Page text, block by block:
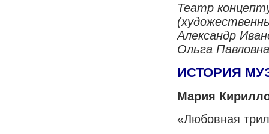
Театр
Александр
Ольга
ИСТОРИЯ
Мария
«Любовная